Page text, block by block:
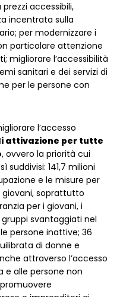
accessibili,
incentrata sulla
per modernizzare i
particolare attenzione
migliorare l’accessibilità
sanitari e dei servizi di
per le persone con
l’accesso
attivazione per tutte
, ovvero la priorità cui
suddivisi: 141,7 milioni
e le misure per
soprattutto
per i giovani, i
svantaggiati nel
persone inattive; 36
di donne e
attraverso l’accesso
e alle persone non